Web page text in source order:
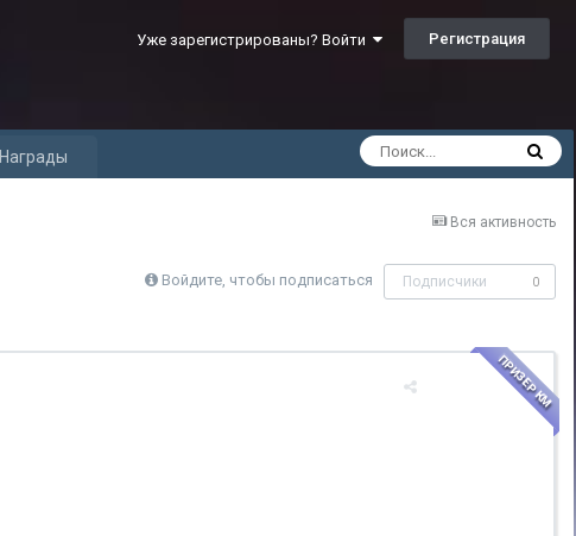
Уже зарегистрированы? Войти Регистрация
Награды
Вся активность
Войдите, чтобы подписаться Подписчики 0
ПРИЗЕР КМ